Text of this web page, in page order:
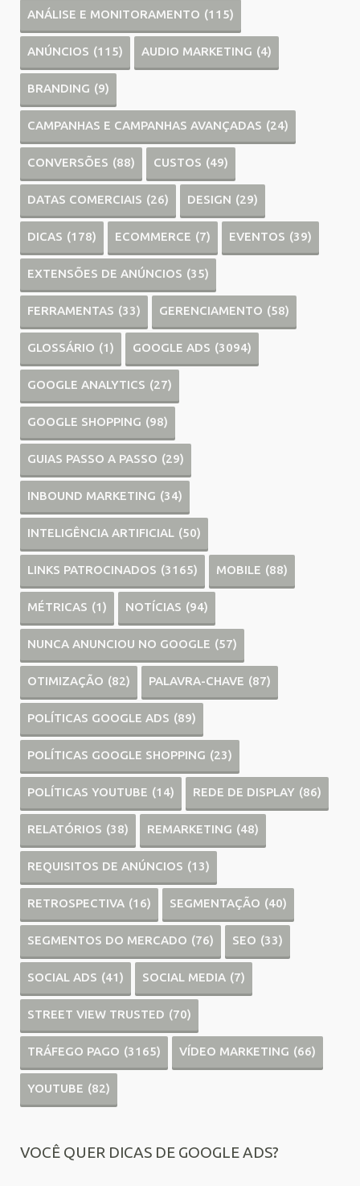
ANÁLISE E MONITORAMENTO (115)
ANÚNCIOS (115) AUDIO MARKETING (4)
BRANDING (9)
CAMPANHAS E CAMPANHAS AVANÇADAS (24)
CONVERSÕES (88) CUSTOS (49)
DATAS COMERCIAIS (26) DESIGN (29)
DICAS (178) ECOMMERCE (7) EVENTOS (39)
EXTENSÕES DE ANÚNCIOS (35)
FERRAMENTAS (33) GERENCIAMENTO (58)
GLOSSÁRIO (1) GOOGLE ADS (3094)
GOOGLE ANALYTICS (27)
GOOGLE SHOPPING (98)
GUIAS PASSO A PASSO (29)
INBOUND MARKETING (34)
INTELIGÊNCIA ARTIFICIAL (50)
LINKS PATROCINADOS (3165) MOBILE (88)
MÉTRICAS (1) NOTÍCIAS (94)
NUNCA ANUNCIOU NO GOOGLE (57)
OTIMIZAÇÃO (82) PALAVRA-CHAVE (87)
POLÍTICAS GOOGLE ADS (89)
POLÍTICAS GOOGLE SHOPPING (23)
POLÍTICAS YOUTUBE (14) REDE DE DISPLAY (86)
RELATÓRIOS (38) REMARKETING (48)
REQUISITOS DE ANÚNCIOS (13)
RETROSPECTIVA (16) SEGMENTAÇÃO (40)
SEGMENTOS DO MERCADO (76) SEO (33)
SOCIAL ADS (41) SOCIAL MEDIA (7)
STREET VIEW TRUSTED (70)
TRÁFEGO PAGO (3165) VÍDEO MARKETING (66)
YOUTUBE (82)
VOCÊ QUER DICAS DE GOOGLE ADS?